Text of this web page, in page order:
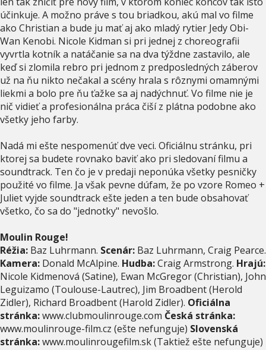
účinkuje. A možno práve s tou briadkou, akú mal vo filme
ako Christian a bude ju mať aj ako mladý rytier Jedy Obi-
Wan Kenobi. Nicole Kidman si pri jednej z choreografii
vyvrtla kotník a natáčanie sa na dva týždne zastavilo, ale
keď si zlomila rebro pri jednom z predposledných záberov
už na ňu nikto nečakal a scény hrala s rôznymi omamnými
liekmi a bolo pre ňu ťažke sa aj nadýchnuť. Vo filme nie je
nič vidieť a profesionálna práca čiší z plátna podobne ako
všetky jeho farby.
Nadá mi ešte nespomenúť dve veci. Oficiálnu stránku, pri
ktorej sa budete rovnako baviť ako pri sledovaní filmu a
soundtrack. Ten čo je v predaji neponúka všetky pesničky
použité vo filme. Ja však pevne dúfam, že po vzore Romeo +
Juliet vyjde soundtrack ešte jeden a ten bude obsahovať
všetko, čo sa do "jednotky" nevošlo.
Moulin Rouge!
Réžia: Baz Luhrmann. Scenár: Baz Luhrmann, Craig Pearce.
Kamera: Donald McAlpine. Hudba:Craig Armstrong. Hrajú:
Nicole Kidmenová (Satine), Ewan McGregor (Christian), John
Leguizamo (Toulouse-Lautrec), Jim Broadbent (Herold
Zidler), Richard Broadbent (Harold Zidler). Oficiálna
stránka:www.clubmoulinrouge.com Česká stránka:
www.moulinrouge-film.cz (ešte nefunguje) Slovenská
stránka:www.moulinrougefilm.sk (Taktiež ešte nefunguje)